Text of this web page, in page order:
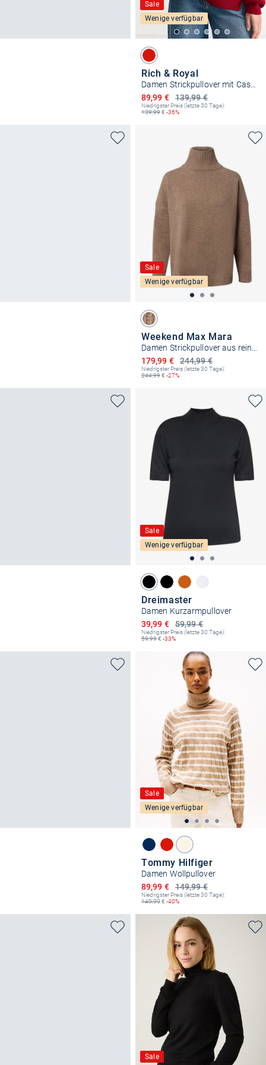
Sale
Wenige verfügbar
Rich & Royal
Damen Strickpullover mit Cashmere-Anteil
139,99 €
Ermäßigter Preis
89,99 €
Niedrigster Preis (letzte 30 Tage):
139,99€ -36%
Sale
Wenige verfügbar
Weekend Max Mara
244,99 €
Ermäßigter Preis
179,99 €
Niedrigster Preis (letzte 30 Tage):
244,99€ -27%
Sale
Wenige verfügbar
Dreimaster
Damen Kurzarmpullover
59,99 €
Ermäßigter Preis
39,99 €
Niedrigster Preis (letzte 30 Tage):
59,99€ -33%
Sale
Wenige verfügbar
Tommy Hilfiger
Damen Wollpullover
149,99 €
Ermäßigter Preis
89,99 €
Niedrigster Preis (letzte 30 Tage):
149,99€ -40%
Sale